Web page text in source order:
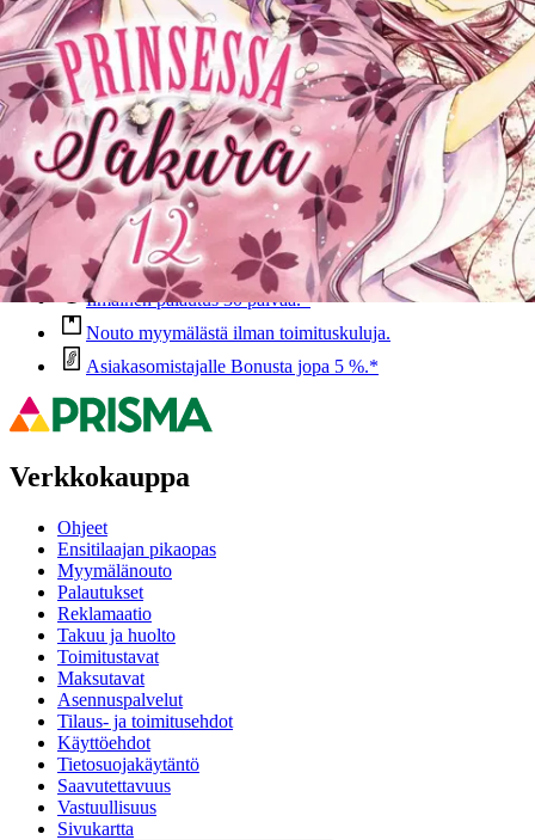
Ominaisuudet
Oletko tyytyväinen tuotetietoihin?
Ovatko tuotetiedot riittävät? Jos tuotetiedoissa on puutteita tai niitä
voisi muuten parantaa, anna palautetta.
Anna palautetta ,Avautuu uuteen välilehteen
Ilmainen palautus 30 päivää.*
Nouto myymälästä ilman toimituskuluja.
Asiakasomistajalle Bonusta jopa 5 %.*
Verkkokauppa
Ohjeet
Ensitilaajan pikaopas
Myymälänouto
Palautukset
Reklamaatio
Takuu ja huolto
Toimitustavat
Maksutavat
Asennuspalvelut
Tilaus- ja toimitusehdot
Käyttöehdot
Tietosuojakäytäntö
Saavutettavuus
Vastuullisuus
Sivukartta